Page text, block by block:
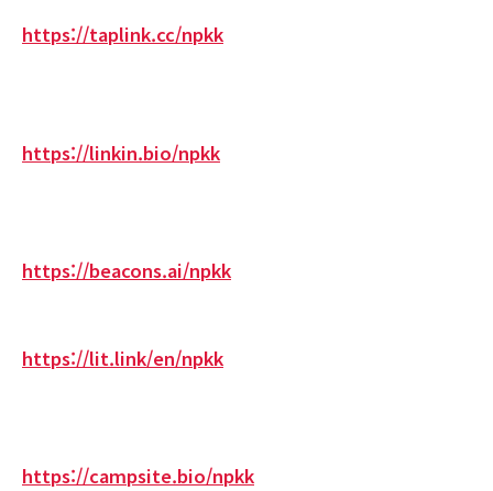
https://taplink.cc/npkk
https://linkin.bio/npkk
https://beacons.ai/npkk
https://lit.link/en/npkk
https://campsite.bio/npkk